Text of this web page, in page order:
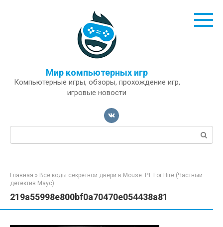
Мир компьютерных игр
Компьютерные игры, обзоры, прохождение игр,
игровые новости
Поиск:
Главная » Все коды секретной двери в Mouse: P.I. For Hire (Частный
детектив Маус)
219a55998e800bf0a70470e054438a81